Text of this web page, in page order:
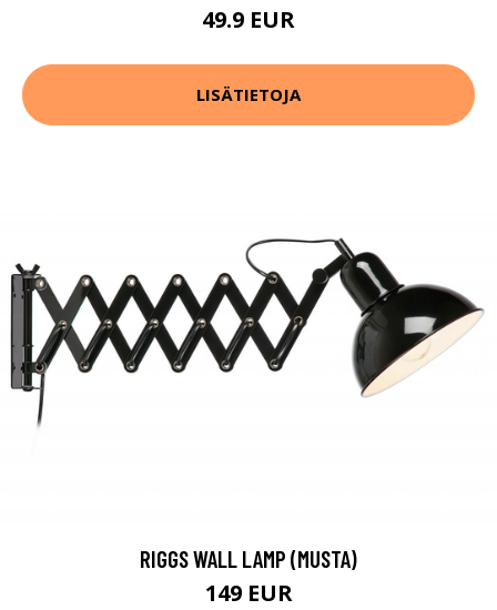
49.9 EUR
LISÄTIETOJA
RIGGS WALL LAMP (MUSTA)
149 EUR